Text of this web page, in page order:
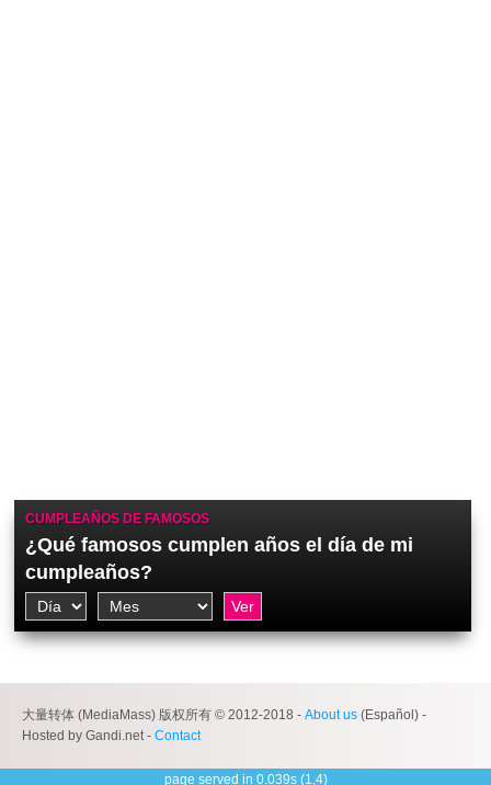
CUMPLEAÑOS DE FAMOSOS
¿Qué famosos cumplen años el día de mi
cumpleaños?
大量转体 (MediaMass) 版权所有 © 2012-2018 - About us (Español) -
Hosted by Gandi.net - Contact
page served in 0.039s (1,4)